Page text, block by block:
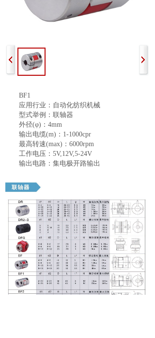
BF1
应用行业：自动化纺织机械
型式举例：联轴器
外径(φ)：4mm
输出电缆(m)：1-1000cpr
最高转速(max)：6000rpm
工作电压：5V,12V,5-24V
输出电路：集电极开路输出